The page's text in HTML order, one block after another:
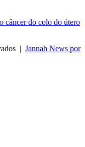
câncer do colo do útero
| Jannah News por